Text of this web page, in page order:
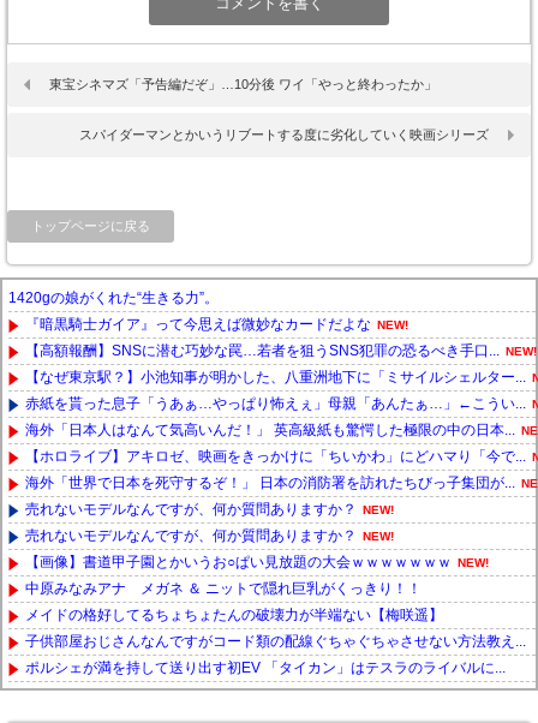
東宝シネマズ「予告編だぞ」…10分後 ワイ「やっと終わったか」
スパイダーマンとかいうリブートする度に劣化していく映画シリーズ
トップページに戻る
1420gの娘がくれた“生きる力”。
『暗黒騎士ガイア』って今思えば微妙なカードだよな NEW!
【高額報酬】SNSに潜む巧妙な罠…若者を狙うSNS犯罪の恐るべき手口... NEW!
【なぜ東京駅？】小池知事が明かした、八重洲地下に「ミサイルシェルター...
赤紙を貰った息子「うあぁ…やっぱり怖えぇ」母親「あんたぁ…」←こうい...
海外「日本人はなんて気高いんだ！」 英高級紙も驚愕した極限の中の日本...
【ホロライブ】アキロゼ、映画をきっかけに「ちいかわ」にどハマり「今で...
海外「世界で日本を死守するぞ！」 日本の消防署を訪れたちびっ子集団が...
売れないモデルなんですが、何か質問ありますか？ NEW!
売れないモデルなんですが、何か質問ありますか？ NEW!
【画像】書道甲子園とかいうお○ぱい見放題の大会ｗｗｗｗｗｗｗ NEW!
中原みなみアナ メガネ ＆ ニットで隠れ巨乳がくっきり！！
メイドの格好してるちょちょたんの破壊力が半端ない【梅咲遥】
子供部屋おじさんなんですがコード類の配線ぐちゃぐちゃさせない方法教え...
ポルシェが満を持して送り出す初EV 「タイカン」はテスラのライバルに...